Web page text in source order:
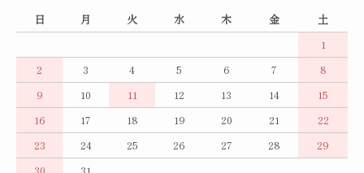
日 月 火 水 木 金
土
1
2
3 4 5 6 7
8
9
10 11 12 13 14
15
16
17 18 19 20 21
22
23
24 25 26 27 28
29